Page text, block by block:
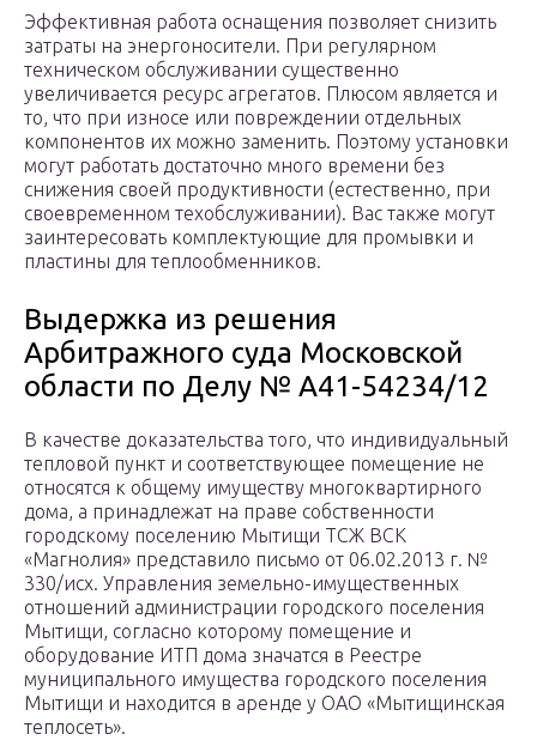
Эффективная работа оснащения позволяет снизить
затраты на энергоносители. При регулярном
техническом обслуживании существенно
увеличивается ресурс агрегатов. Плюсом является и
то, что при износе или повреждении отдельных
компонентов их можно заменить. Поэтому установки
могут работать достаточно много времени без
снижения своей продуктивности (естественно, при
своевременном техобслуживании). Вас также могут
заинтересовать комплектующие для промывки и
пластины для теплообменников.
Выдержка из решения
Арбитражного суда Московской
области по Делу № А41-54234/12
В качестве доказательства того, что индивидуальный
тепловой пункт и соответствующее помещение не
относятся к общему имуществу многоквартирного
дома, а принадлежат на праве собственности
городскому поселению Мытищи ТСЖ ВСК
«Магнолия» представило письмо от 06.02.2013 г. №
330/исх. Управления земельно-имущественных
отношений администрации городского поселения
Мытищи, согласно которому помещение и
оборудование ИТП дома значатся в Реестре
муниципального имущества городского поселения
Мытищи и находится в аренде у ОАО «Мытищинская
теплосеть».